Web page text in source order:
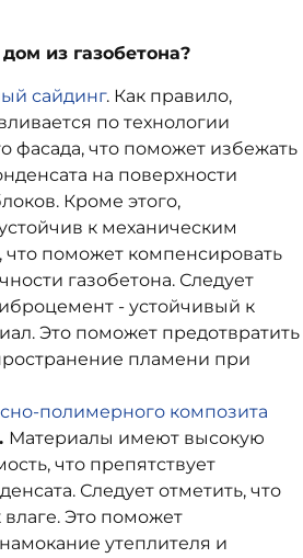
из газобетона?
сайдинг. Как правило,
по технологии
фасада, что поможет избежать
на поверхности
Кроме этого,
к механическим
поможет компенсировать
газобетона. Следует
- устойчивый к
Это поможет предотвратить
пламени при
полимерного композита
Материалы имеют высокую
что препятствует
Следует отметить, что
Это поможет
утеплителя и